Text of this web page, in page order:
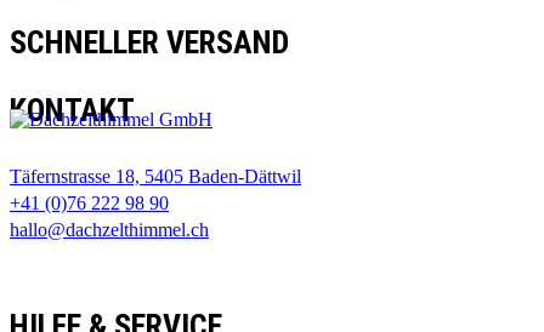
SCHNELLER VERSAND
KONTAKT
Täfernstrasse 18, 5405 Baden-Dättwil
+41 (0)76 222 98 90
hallo@dachzelthimmel.ch